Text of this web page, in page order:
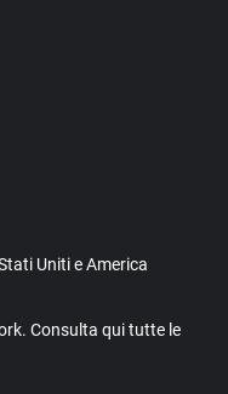
Uniti e America
Consulta qui tutte le